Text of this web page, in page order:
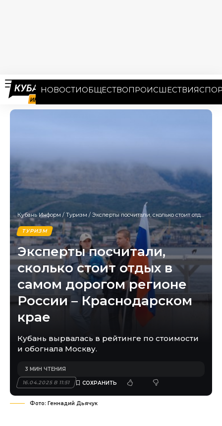
НОВОСТИОБЩЕСТВОПРОИСШЕСТВИЯ
Кубань Информ / Туризм / Эксперты посчитали, сколько стоит отдых в самом дорогом регионе России – Краснодарском крае
ТУРИЗМ
Эксперты посчитали,
сколько стоит отдых в
самом дорогом регионе
России – Краснодарском
крае
Кубань вырвалась в рейтинге по стоимости
и обогнала Москву.
16.04.2025 В 11:51
3 МИН ЧТЕНИЯ
Фото: Геннадий Дьячук